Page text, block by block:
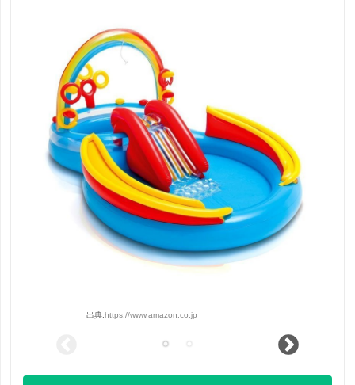
出典:https://www.amazon.co.jp